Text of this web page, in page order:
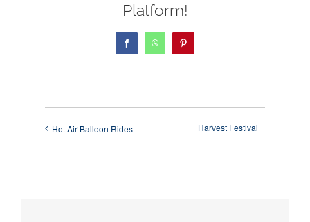
Platform!
FacebookWhatsApp
Hot Air Balloon Rides Harvest Festival